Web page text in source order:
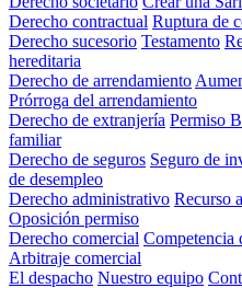
Derecho contractual Ruptura de
Derecho sucesorio Testamento
hereditaria
Derecho de arrendamiento
Prórroga del arrendamiento
Derecho de extranjería Permiso B
familiar
Derecho de seguros Seguro de
de desempleo
Derecho administrativo Recurso
Oposición permiso
Derecho comercial Competencia
Arbitraje comercial
El despacho Nuestro equipo